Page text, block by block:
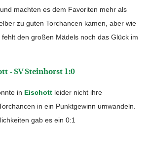
machten es dem Favoriten mehr als
zu guten Torchancen kamen, aber wie
den großen Mädels noch das Glück im
- SV Steinhorst 1:0
in Eischott leider nicht ihre
in ein Punktgewinn umwandeln.
gab es ein 0:1